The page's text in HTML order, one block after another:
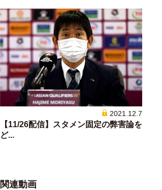
2021.12.7
【11/26配信】スタメン固定の弊害論を
ど...
関連動画